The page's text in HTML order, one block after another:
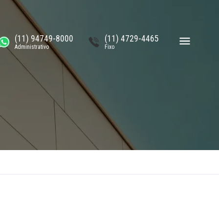
(11) 94749-8000
Administrativo
(11) 4729-4465
Fixo